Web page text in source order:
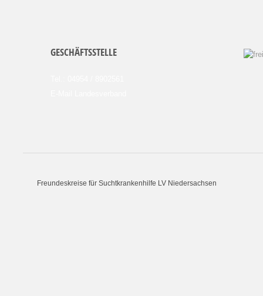
GESCHÄFTSSTELLE
Freundeskreise für Suchtkrankenhilfe LV Niedersachsen